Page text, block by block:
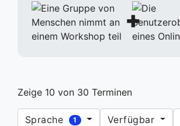
+
Zeige 10 von 30 Terminen
Sprache 1 Verfügbar